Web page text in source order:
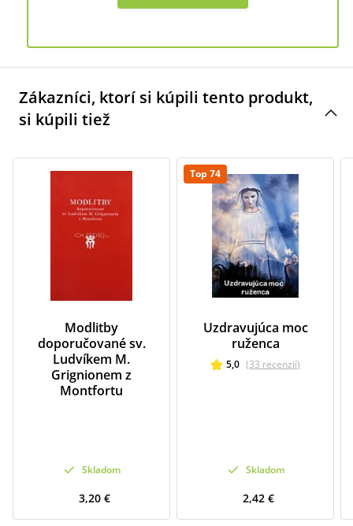
Zákazníci, ktorí si kúpili tento produkt,
si kúpili tiež
Modlitby
doporučované sv.
Ludvíkem M.
Grignionem z
Montfortu
Skladom
3,20 €
Top 74
Uzdravujúca moc
ruženca
5,0 (33 recenzií)
Skladom
2,42 €